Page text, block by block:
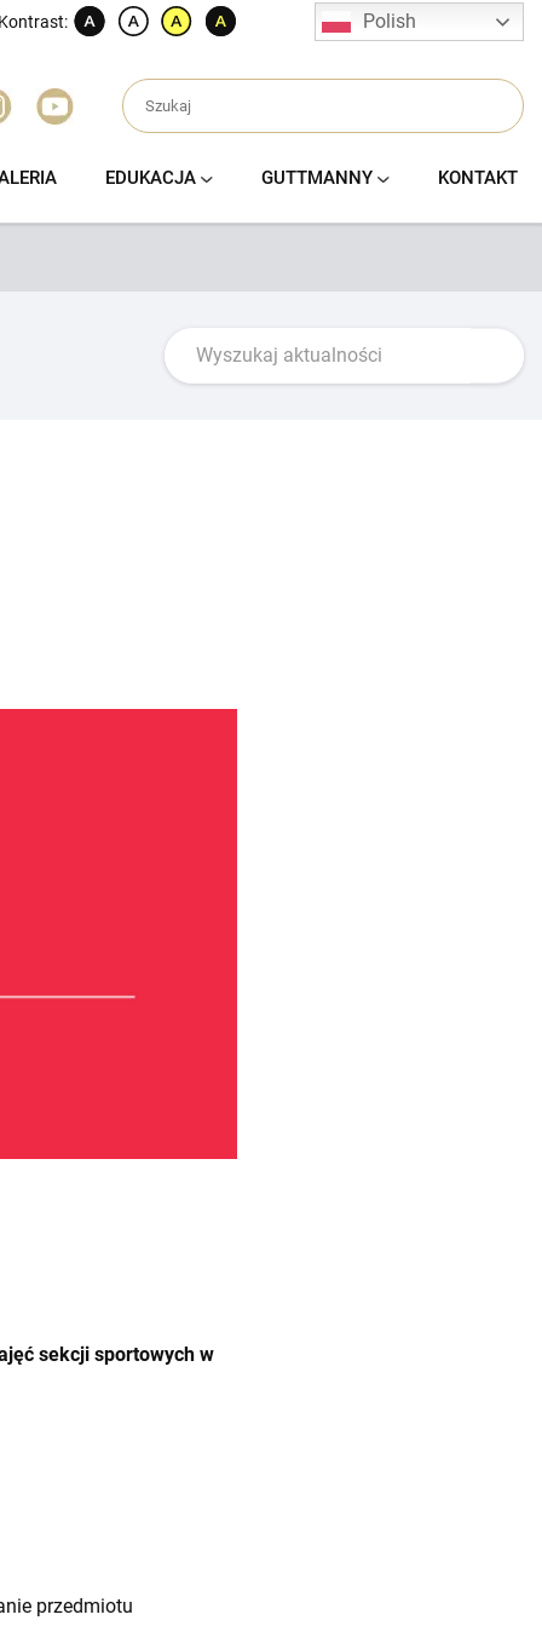
Kontrast: Polish
EDUKACJA GUTTMANNY KONTAKT
sekcji sportowych w
przedmiotu